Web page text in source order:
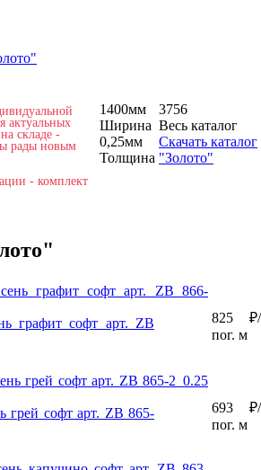
актуальных
складе -
рады новым
- комплект
1400мм
Ширина
0,25мм
Толщина
3756
Весь каталог
Скачать каталог
"Золото"
графит софт арт. ZB
825 ₽/
пог. м
софт арт. ZB 865-
693 ₽/
пог. м